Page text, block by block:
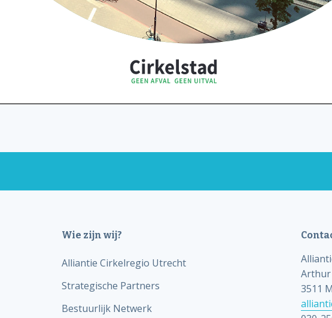
Wie zijn wij?
Alliantie Cirkelregio Utrecht
Strategische Partners
Bestuurlijk Netwerk
Arthur
3511